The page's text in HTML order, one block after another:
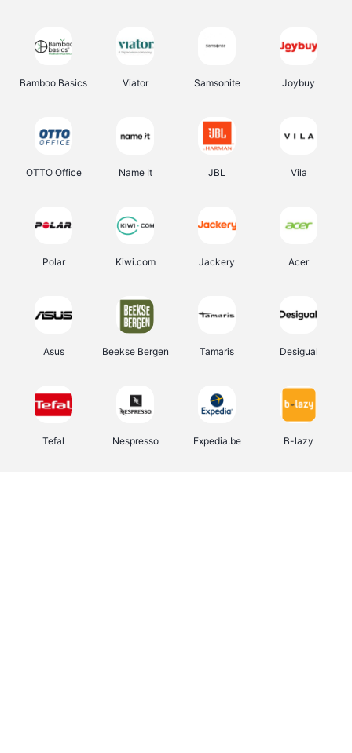
Bamboo Basics Viator Samsonite Joybuy
OTTO Office Name It JBL Vila
Polar Kiwi.com Jackery Acer
Asus Beekse Bergen Tamaris Desigual
Tefal Nespresso Expedia.be B-lazy